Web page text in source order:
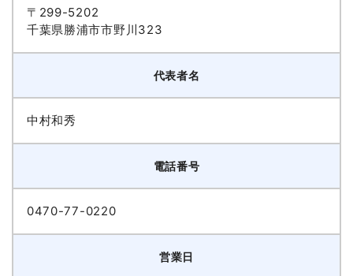
〒299-5202
千葉県勝浦市市野川323
代表者名
中村和秀
電話番号
0470-77-0220
営業日